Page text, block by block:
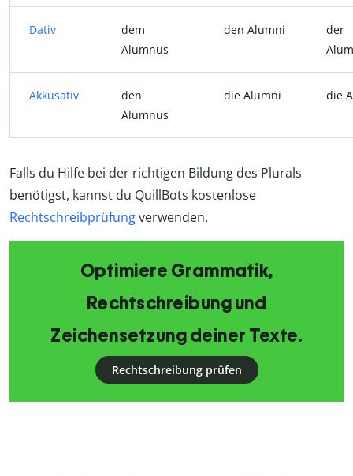
Dativ
dem
Alumnus
den Alumni
der
Akkusativ
den
Alumnus
die Alumni die
Falls du Hilfe bei der richtigen Bildung des Plurals
benötigst, kannst du QuillBots kostenlose
Rechtschreibprüfungverwenden.
Optimiere Grammatik,
Rechtschreibung und
Zeichensetzung deiner Texte.
Rechtschreibung prüfen